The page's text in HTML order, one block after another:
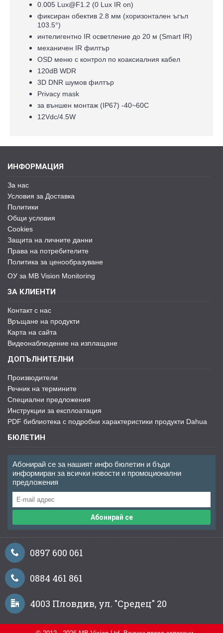
0.005 Lux@F1.2 (0 Lux IR on)
фиксиран обектив 2.8 мм (хоризонтален ъгъл
103.5°)
интелигентно IR осветление до 20 м (Smart IR)
механичен IR филтър
OSD меню с контрол по коаксиалния кабел
120dB WDR
3D DNR шумов филтър
Privacy mask
за външен монтаж (IP67) -40~60C
12Vdc/4.5W
ИНФОРМАЦИЯ
За нас
Условия за Доставка
Политики
Общи условия
Cookies
Защита на личните данни
Права на потребителите
Политика за ценообразуване
ОУ за MB Vision Monitoring
ЗА КЛИЕНТИ
Контакт с нас
Връщане на продукти
Карта на сайта
Видеонаблюдение на изплащане
ДОПЪЛНИТЕЛНИ
Производители
Речник на термините
Специални предложения
Инструкции за експлоатация
PDF библиотека с подробни характеристики продукти Dahua
БЮЛЕТИН
Абонирай се за нашият инфо бюлетин и бъди
информиран за всички новости и промоционални
предложения
Абонирай се
0897 600 061
0884 461 861
4003 Пловдив, ул. "Средец" 20